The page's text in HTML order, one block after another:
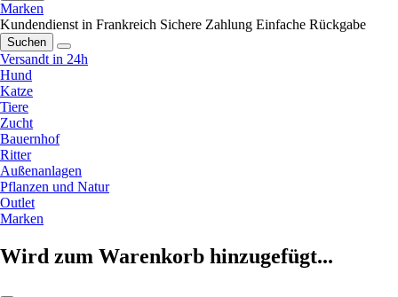
Marken
Kundendienst in Frankreich Sichere Zahlung Einfache Rückgabe
Suchen
Versandt in 24h
Hund
Katze
Tiere
Zucht
Bauernhof
Ritter
Außenanlagen
Pflanzen und Natur
Outlet
Marken
Wird zum Warenkorb hinzugefügt...